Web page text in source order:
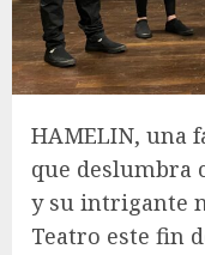
HAMELIN, una
que deslumbra
y su intrigante
Teatro este fin